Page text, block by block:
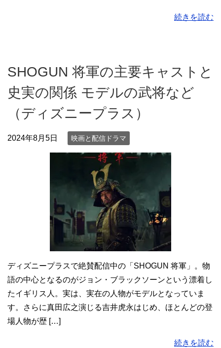
続きを読む
SHOGUN 将軍の主要キャストと
史実の関係 モデルの武将など
（ディズニープラス）
2024年8月5日 映画と配信ドラマ
ディズニープラスで絶賛配信中の「SHOGUN 将軍」。物
語の中心となるのがジョン・ブラックソーンという漂着し
たイギリス人。実は、実在の人物がモデルとなっていま
す。さらに真田広之演じる吉井虎永はじめ、ほとんどの登
場人物が歴 […]
続きを読む